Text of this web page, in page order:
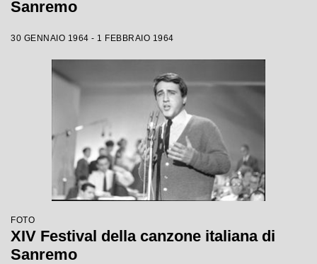
Sanremo
30 GENNAIO 1964 - 1 FEBBRAIO 1964
FOTO
XIV Festival della canzone italiana di
Sanremo